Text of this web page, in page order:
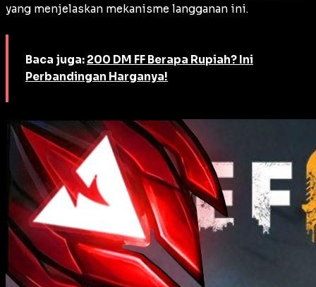
yang menjelaskan mekanisme langganan ini.
Baca juga: 200 DM FF Berapa Rupiah? Ini
Perbandingan Harganya!